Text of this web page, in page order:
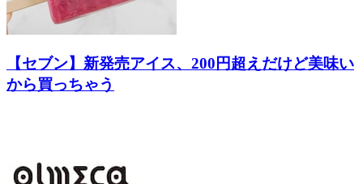
【セブン】新発売アイス、200円超えだけど美味い
から買っちゃう